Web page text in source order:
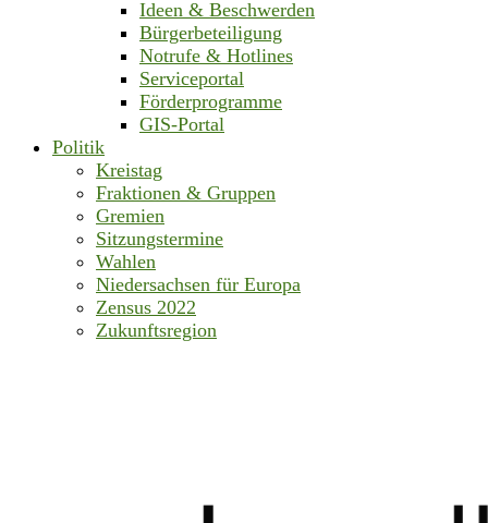
Ideen & Beschwerden
Bürgerbeteiligung
Notrufe & Hotlines
Serviceportal
Förderprogramme
GIS-Portal
Politik
Kreistag
Fraktionen & Gruppen
Gremien
Sitzungstermine
Wahlen
Niedersachsen für Europa
Zensus 2022
Zukunftsregion